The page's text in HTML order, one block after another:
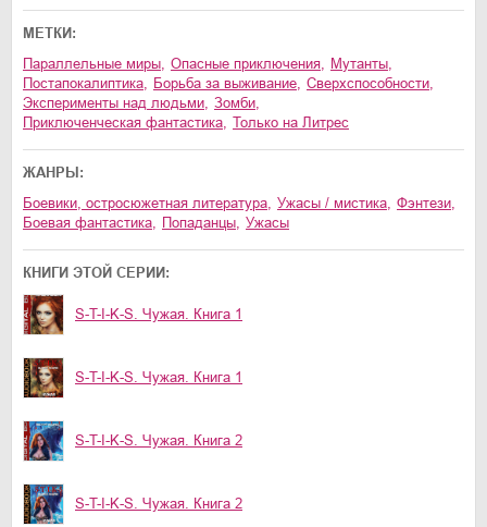
МЕТКИ:
параллельные миры, опасные приключения, мутанты,
постапокалиптика, борьба за выживание, сверхспособности,
эксперименты над людьми, зомби,
приключенческая фантастика, только на Литрес
ЖАНРЫ:
боевики, остросюжетная литература, ужасы / мистика, фэнтези,
боевая фантастика, попаданцы, ужасы
КНИГИ ЭТОЙ СЕРИИ:
S-T-I-K-S. Чужая. Книга 1
S-T-I-K-S. Чужая. Книга 1
S-T-I-K-S. Чужая. Книга 2
S-T-I-K-S. Чужая. Книга 2